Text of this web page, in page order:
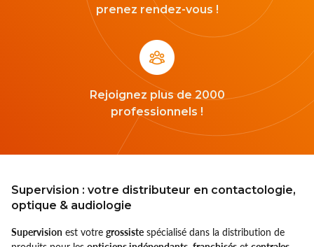
prenez rendez-vous !
Rejoignez plus de 2000
professionnels !
Supervision : votre distributeur en contactologie,
optique & audiologie
Supervision est votre grossiste spécialisé dans la distribution de